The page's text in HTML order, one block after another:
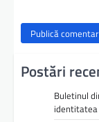
Postări
Buletinul